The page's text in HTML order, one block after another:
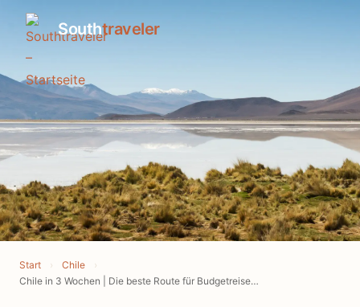
Southtraveler
Start › Chile
›
Chile in 3 Wochen | Die beste Route für Budgetreisende